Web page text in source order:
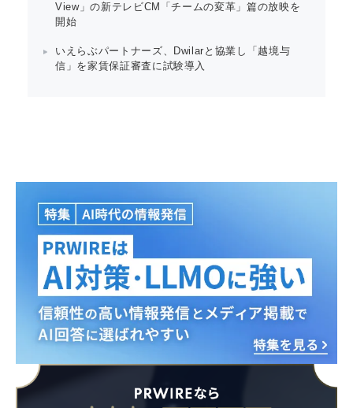
View」の新テレビCM「チームの変革」篇の放映を
開始
いえらぶパートナーズ、Dwilarと協業し「越境与
信」を家賃保証審査に試験導入